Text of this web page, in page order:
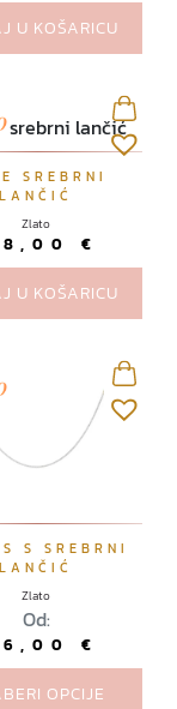
U KOŠARICU
SREBRNI
LANČIĆ
Zlato
€
U KOŠARICU
S SREBRNI
LANČIĆ
Zlato
Od:
€
OPCIJE